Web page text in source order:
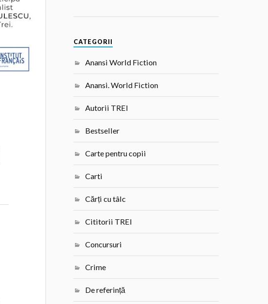
CATEGORII
Anansi World Fiction
Anansi. World Fiction
Autorii TREI
Bestseller
Carte pentru copii
Carti
Cărți cu tâlc
Cititorii TREI
Concursuri
Crime
De referință